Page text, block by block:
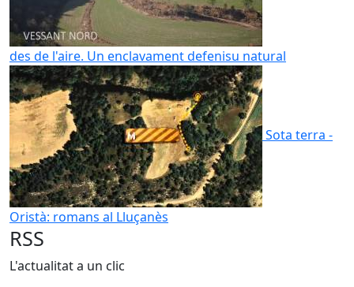
des de l'aire. Un enclavament defenisu natural
Sota terra -
Oristà: romans al Lluçanès
RSS
L'actualitat a un clic